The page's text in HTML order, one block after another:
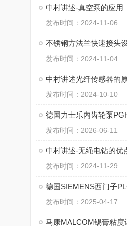
中村讲述-真空泵的应用
发布时间：2024-11-06
不锈钢方法兰快速接头
发布时间：2024-11-04
中村讲述光纤传感器的
发布时间：2024-10-10
发布时间：2026-06-11
中村讲述-无绳电钻的优
发布时间：2024-11-29
发布时间：2025-04-17